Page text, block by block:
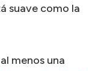
suave como la
menos una